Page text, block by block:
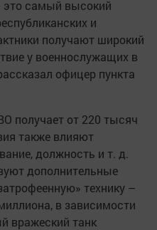
это самый высокий
и
получают широкий
у военнослужащих в
офицер пункта
получает от 220 тысяч
также влияют
должность и т. д.
дополнительные
технику –
в зависимости
вражеский танк